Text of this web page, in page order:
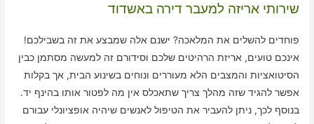
שירותי אריזה למעבר דירה באשדוד
פוחדים להשלים את המלאכה? ישנם אלה שמבצע את זה בשבילכם!
אינכם טועים, אריזת הרהיטים שלכם וסידורם זה למעשה מסתמן כבין
הסיטואציות והמצבים הלא מעוררים ונוחים בשינוע הבית, אך בקלות
אפשר להגיד שזה מהלך צריך שתאכלס אין מה לפטור אותו בהינף יד.
בנוסף לכך, ניתן להעביר את הטיפול לאנשים שיהיה אופציונלי עבורם